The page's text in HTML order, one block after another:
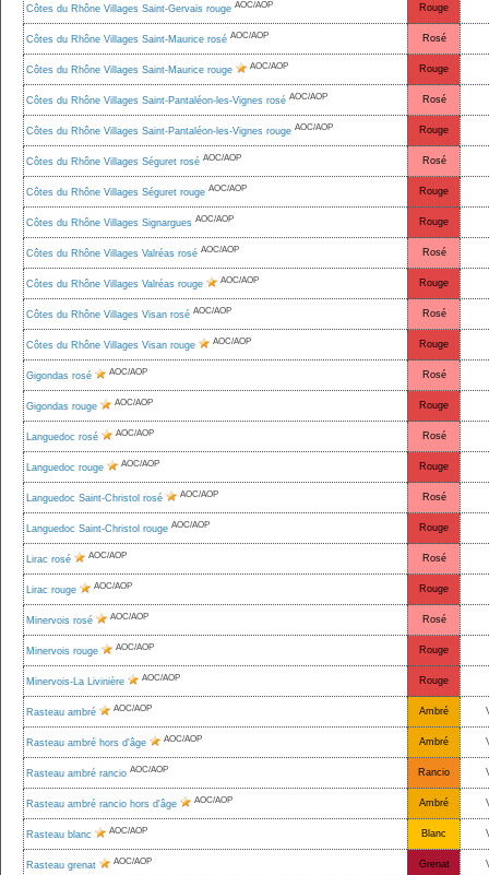
Côtes du Rhône Villages Saint-Gervais rouge AOC/AOP Rouge
Côtes du Rhône Villages Saint-Maurice rosé AOC/AOP Rosé
Côtes du Rhône Villages Saint-Maurice rouge AOC/AOP Rouge
Côtes du Rhône Villages Saint-Pantaléon-les-Vignes rosé AOC/AOP Rosé
Côtes du Rhône Villages Saint-Pantaléon-les-Vignes rouge AOC/AOP Rouge
Côtes du Rhône Villages Séguret rosé AOC/AOP Rosé
Côtes du Rhône Villages Séguret rouge AOC/AOP Rouge
Côtes du Rhône Villages Signargues AOC/AOP Rouge
Côtes du Rhône Villages Valréas rosé AOC/AOP Rosé
Côtes du Rhône Villages Valréas rouge AOC/AOP Rouge
Côtes du Rhône Villages Visan rosé AOC/AOP Rosé
Côtes du Rhône Villages Visan rouge AOC/AOP Rouge
Gigondas rosé AOC/AOP Rosé
Gigondas rouge AOC/AOP Rouge
Languedoc rosé AOC/AOP Rosé
Languedoc rouge AOC/AOP Rouge
Languedoc Saint-Christol rosé AOC/AOP Rosé
Languedoc Saint-Christol rouge AOC/AOP Rouge
Lirac rosé AOC/AOP Rosé
Lirac rouge AOC/AOP Rouge
Minervois rosé AOC/AOP Rosé
Minervois rouge AOC/AOP Rouge
Minervois-La Livinière AOC/AOP Rouge
Rasteau ambré AOC/AOP Ambré
Rasteau ambré hors d'âge AOC/AOP Ambré
Rasteau ambré rancio AOC/AOP Rancio
Rasteau ambré rancio hors d'âge AOC/AOP Ambré
Rasteau blanc AOC/AOP Blanc
Rasteau grenat AOC/AOP Grenat